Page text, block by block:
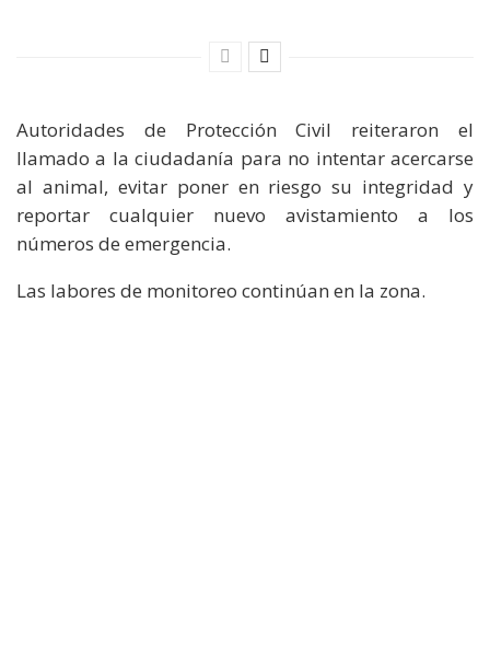
Autoridades de Protección Civil reiteraron el
llamado a la ciudadanía para no intentar acercarse
al animal, evitar poner en riesgo su integridad y
reportar cualquier nuevo avistamiento a los
números de emergencia.
Las labores de monitoreo continúan en la zona.